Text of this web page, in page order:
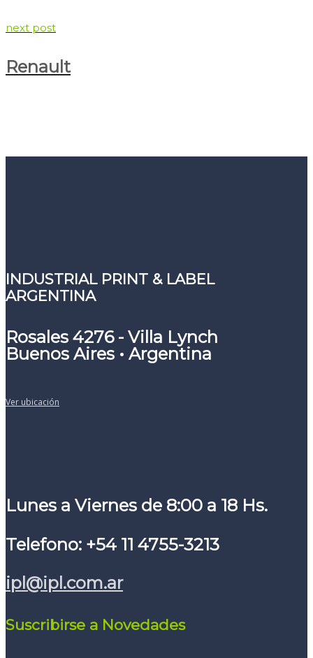
next post
Renault
INDUSTRIAL PRINT & LABEL
ARGENTINA
Rosales 4276 - Villa Lynch
Buenos Aires • Argentina
Ver ubicación
Lunes a Viernes de 8:00 a 18 Hs.
Telefono: +54 11 4755-3213
ipl@ipl.com.ar
Suscribirse a Novedades